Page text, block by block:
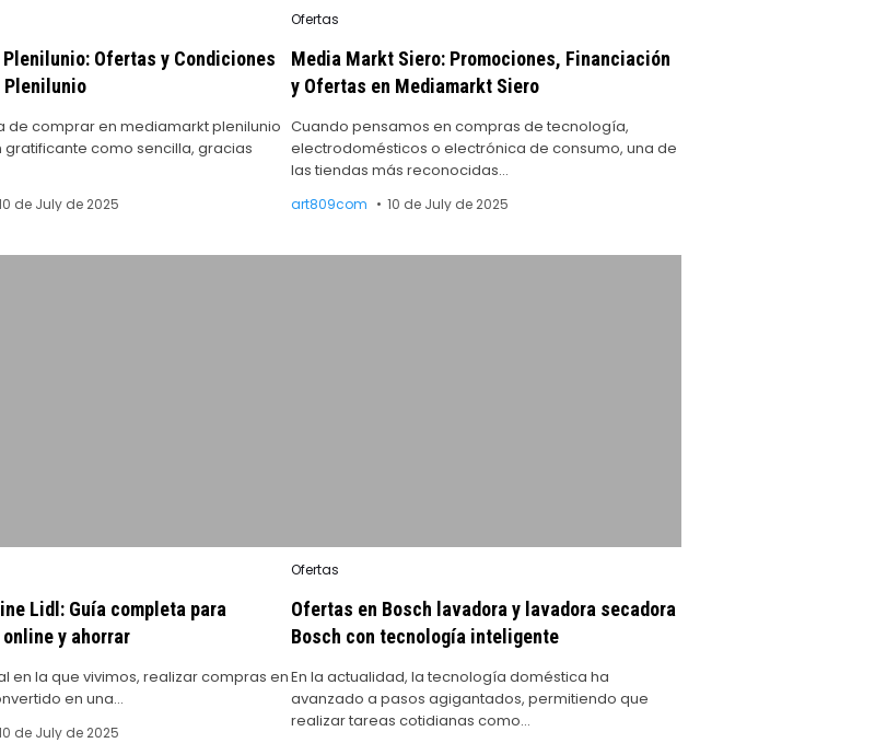
Ofertas y Condiciones
Plenilunio
de comprar en mediamarkt plenilunio
gratificante como sencilla, gracias
de July de 2025
Posted
Ofertas
Media Markt Siero: Promociones, Financiación
y Ofertas en Mediamarkt Siero
Cuando pensamos en compras de tecnología,
electrodomésticos o electrónica de consumo, una de
las tiendas más reconocidas…
art809com 10 de July de 2025
Lidl: Guía completa para
y ahorrar
en la que vivimos, realizar compras en
en una…
de July de 2025
Posted
Ofertas
Ofertas en Bosch lavadora y lavadora secadora
Bosch con tecnología inteligente
En la actualidad, la tecnología doméstica ha
avanzado a pasos agigantados, permitiendo que
realizar tareas cotidianas como…